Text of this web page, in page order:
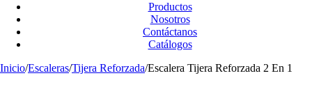
Productos
Nosotros
Contáctanos
Catálogos
Inicio/Escaleras/Tijera Reforzada/Escalera Tijera Reforzada 2 En 1